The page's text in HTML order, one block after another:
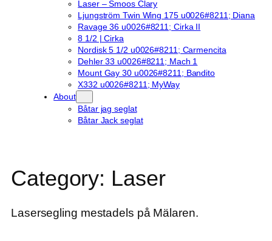
Laser – Smoos Clary
Ljungström Twin Wing 175 u0026#8211; Diana
Ravage 36 u0026#8211; Cirka II
8 1/2 | Cirka
Nordisk 5 1/2 u0026#8211; Carmencita
Dehler 33 u0026#8211; Mach 1
Mount Gay 30 u0026#8211; Bandito
X332 u0026#8211; MyWay
About
Båtar jag seglat
Båtar Jack seglat
Category: Laser
Lasersegling mestadels på Mälaren.